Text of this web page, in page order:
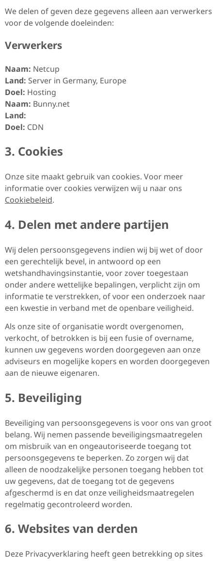
We delen of geven deze gegevens alleen aan verwerkers
voor de volgende doeleinden:
Verwerkers
Naam: Netcup
Land: Server in Germany, Europe
Doel: Hosting
Naam: Bunny.net
Land:
Doel: CDN
3. Cookies
Onze site maakt gebruik van cookies. Voor meer
informatie over cookies verwijzen wij u naar ons
Cookiebeleid.
4. Delen met andere partijen
Wij delen persoonsgegevens indien wij bij wet of door
een gerechtelijk bevel, in antwoord op een
wetshandhavingsinstantie, voor zover toegestaan
onder andere wettelijke bepalingen, verplicht zijn om
informatie te verstrekken, of voor een onderzoek naar
een kwestie in verband met de openbare veiligheid.
Als onze site of organisatie wordt overgenomen,
verkocht, of betrokken is bij een fusie of overname,
kunnen uw gegevens worden doorgegeven aan onze
adviseurs en mogelijke kopers en worden doorgegeven
aan de nieuwe eigenaren.
5. Beveiliging
Beveiliging van persoonsgegevens is voor ons van groot
belang. Wij nemen passende beveiligingsmaatregelen
om misbruik van en ongeautoriseerde toegang tot
persoonsgegevens te beperken. Zo zorgen wij dat
alleen de noodzakelijke personen toegang hebben tot
uw gegevens, dat de toegang tot de gegevens
afgeschermd is en dat onze veiligheidsmaatregelen
regelmatig gecontroleerd worden.
6. Websites van derden
Deze Privacyverklaring heeft geen betrekking op sites